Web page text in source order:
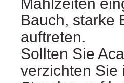
Mahlzeiten
Bauch, starke
auftreten.
Sollten Sie
verzichten Sie